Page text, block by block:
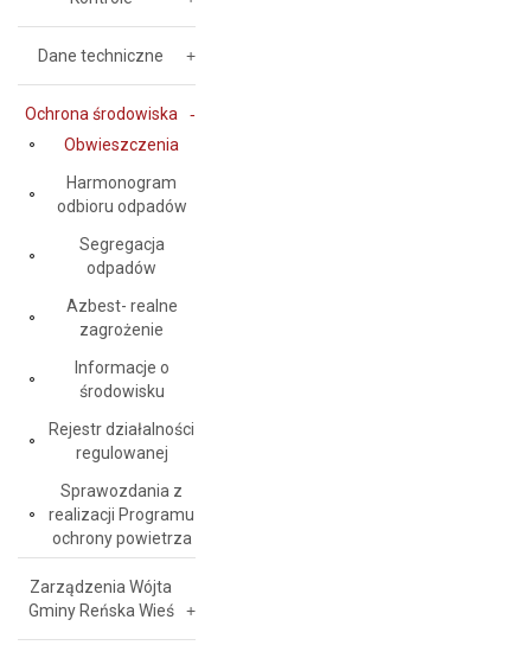
Dane techniczne
Ochrona środowiska
Obwieszczenia
Harmonogram
odbioru odpadów
Segregacja
odpadów
Azbest- realne
zagrożenie
Informacje o
środowisku
Rejestr działalności
regulowanej
Sprawozdania z
realizacji Programu
ochrony powietrza
Zarządzenia Wójta
Gminy Reńska Wieś